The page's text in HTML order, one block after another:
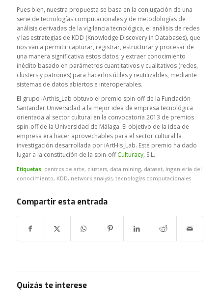
Pues bien, nuestra propuesta se basa en la conjugación de una
serie de tecnologías computacionales y de metodologías de
análisis derivadas de la vigilancia tecnológica, el análisis de redes
y las estrategias de KDD (Knowledge Discovery in Databases), que
nos van a permitir capturar, registrar, estructurar y procesar de
una manera significativa estos datos; y extraer conocimiento
inédito basado en parámetros cuantitativos y cualitativos (redes,
clustersy patrones) para hacerlos útiles y reutilizables, mediante
sistemas de datos abiertos e interoperables.
El grupo iArthis_Lab obtuvo el premio spin-offde la Fundación
Santander Universidad a la mejor idea de empresa tecnológica
orientada al sector cultural en la convocatoria 2013 de premios
spin-offde la Universidad de Málaga. El objetivo de la idea de
empresa era hacer aprovechables para el sector cultural la
investigación desarrollada por iArtHis_Lab. Este premio ha dado
lugar a la constitución de la spin-off Culturacy, S.L.
Etiquetas: centros de arte, clusters, data mining, dataset, ingeniería del
conocimiento, KDD, network analysis, tecnologías computacionales
Compartir esta entrada
Quizás te interese